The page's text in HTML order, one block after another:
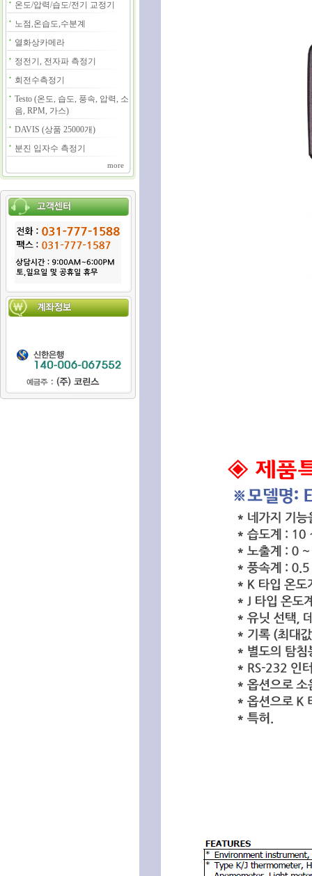
온도/압력/습도/전기 교정기
노점,온습도,수분계
열화상카메라
정전기, 전자파 측정기
회전수측정기
Testo (온도, 습도, 풍속, 압력, 소
음, RPM, 가스)
DAVIS (상품 25000개)
분진 입자수 측정기
more